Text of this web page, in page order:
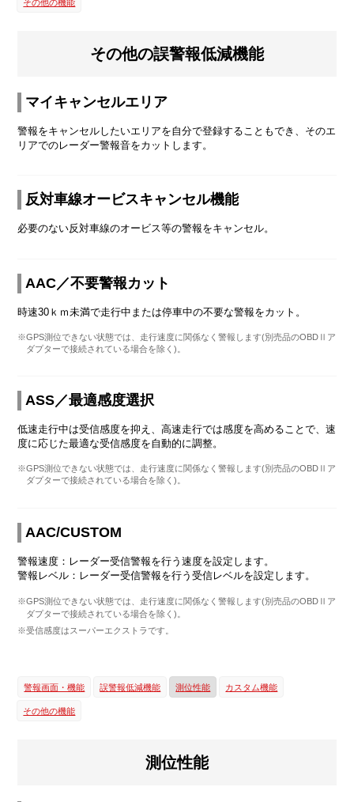
その他の機能
その他の誤警報低減機能
マイキャンセルエリア
警報をキャンセルしたいエリアを自分で登録することもでき、そのエ
リアでのレーダー警報音をカットします。
反対車線オービスキャンセル機能
必要のない反対車線のオービス等の警報をキャンセル。
AAC／不要警報カット
時速30ｋｍ未満で走行中または停車中の不要な警報をカット。
※GPS測位できない状態では、走行速度に関係なく警報します(別売品のOBDⅡア
ダプターで接続されている場合を除く)。
ASS／最適感度選択
低速走行中は受信感度を抑え、高速走行では感度を高めることで、速
度に応じた最適な受信感度を自動的に調整。
※GPS測位できない状態では、走行速度に関係なく警報します(別売品のOBDⅡア
ダプターで接続されている場合を除く)。
AAC/CUSTOM
警報速度：レーダー受信警報を行う速度を設定します。
警報レベル：レーダー受信警報を行う受信レベルを設定します。
※GPS測位できない状態では、走行速度に関係なく警報します(別売品のOBDⅡア
ダプターで接続されている場合を除く)。
※受信感度はスーパーエクストラです。
警報画面・機能 誤警報低減機能 測位性能 カスタム機能
その他の機能
測位性能